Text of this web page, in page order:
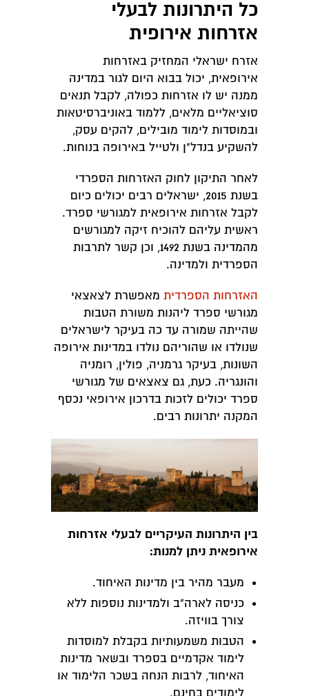
כל היתרונות לבעלי
אזרחות אירופית
אזרח ישראלי המחזיק באזרחות
אירופאית, יכול בבוא היום לגור במדינה
ממנה יש לו אזרחות כפולה, לקבל תנאים
סוציאליים מלאים, ללמוד באוניברסיטאות
ובמוסדות לימוד מובילים, להקים עסק,
להשקיע בנדל"ן ולטייל באירופה בנוחות.
לאחר התיקון לחוק האזרחות הספרדי
בשנת 2015, ישראלים רבים יכולים כיום
לקבל אזרחות אירופאית למגורשי ספרד.
ראשית עליהם להוכיח זיקה למגורשים
מהמדינה בשנת 1492, וכן קשר לתרבות
הספרדית ולמדינה.
האזרחות הספרדית מאפשרת לצאצאי
מגורשי ספרד ליהנות משורת הטבות
שהייתה שמורה עד כה בעיקר לישראלים
שנולדו או שהוריהם נולדו במדינות אירופה
השונות, בעיקר גרמניה, פולין, רומניה
והונגריה. כעת, גם צאצאים של מגורשי
ספרד יכולים לזכות בדרכון אירופאי נכסף
המקנה יתרונות רבים.
בין היתרונות העיקריים לבעלי אזרחות
אירופאית ניתן למנות:
מעבר מהיר בין מדינות האיחוד.
כניסה לארה"ב ולמדינות נוספות ללא
צורך בוויזה.
הטבות משמעותיות בקבלת למוסדות
לימוד אקדמיים בספרד ובשאר מדינות
האיחוד, לרבות הנחה בשכר הלימוד או
לימודים בחינם.